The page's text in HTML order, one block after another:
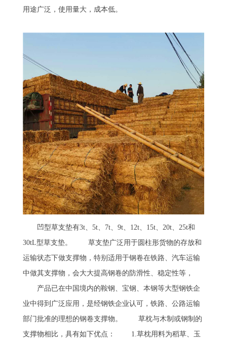
用途广泛，使用量大，成本低。
凹型草支垫有3t、5t、7t、9t、12t、15t、20t、25t和
30tL型草支垫。 草支垫广泛用于圆柱形货物的存放和
运输状态下做支撑物，特别适用于钢卷在铁路、汽车运输
中做其支撑物，会大大提高钢卷的防滑性、稳定性等，
产品已在中国境内的鞍钢、宝钢、本钢等大型钢铁企
业中得到广泛应用，是经钢铁企业认可，铁路、公路运输
部门批准的理想的钢卷支撑物。 草枕与木制或钢制的
支撑物相比，具有如下优点： 1.草枕用料为稻草、玉